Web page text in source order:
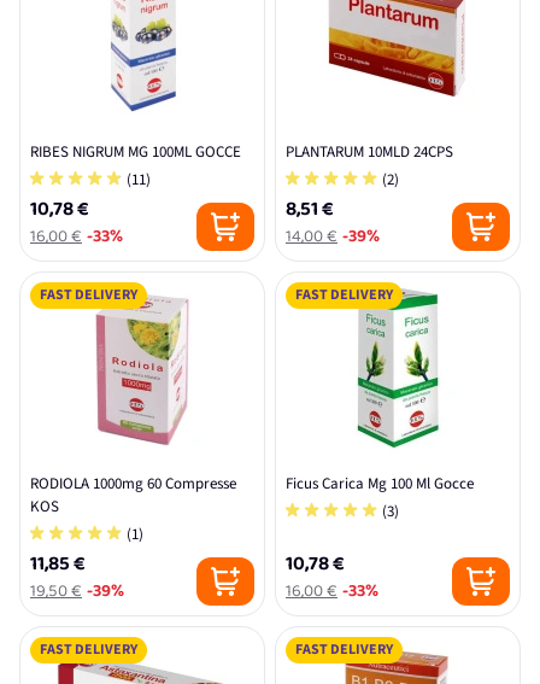
RIBES NIGRUM MG 100ML GOCCE
(11)
10,78 €
16,00 €-33%
PLANTARUM 10MLD 24CPS
(2)
8,51 €
14,00 €-39%
FAST DELIVERY
RODIOLA 1000mg 60 Compresse
KOS
(1)
11,85 €
19,50 €-39%
FAST DELIVERY
Ficus Carica Mg 100 Ml Gocce
(3)
10,78 €
16,00 €-33%
FAST DELIVERY FAST DELIVERY